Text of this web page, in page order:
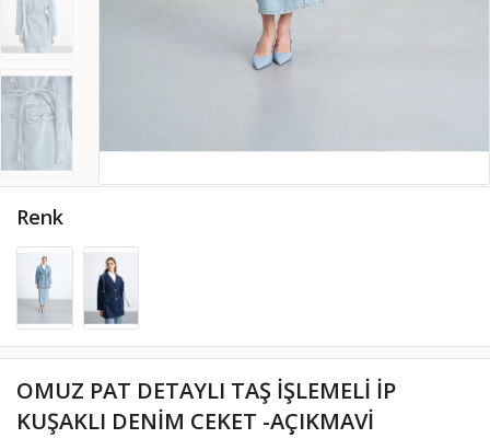
OMUZ PAT DETAYLI TAŞ İŞLEMELİ İP
KUŞAKLI DENİM CEKET -AÇIKMAVİ
Renk